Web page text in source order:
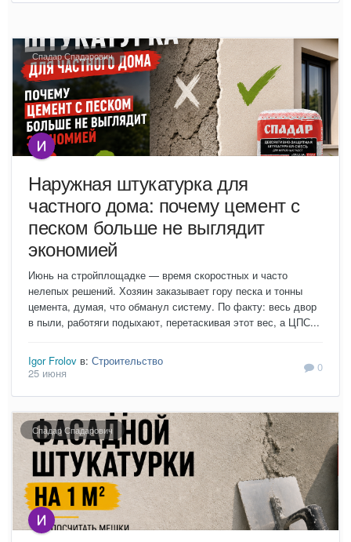
Спадар Спадарович
Наружная штукатурка для
частного дома: почему цемент с
песком больше не выглядит
экономией
Июнь на стройплощадке — время скоростных и часто
нелепых решений. Хозяин заказывает гору песка и тонны
цемента, думая, что обманул систему. По факту: весь двор
в пыли, работяги подыхают, перетаскивая этот вес, а ЦПС...
Igor Frolov в: Строительство
25 июня
0
Спадар Спадарович